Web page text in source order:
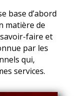
base d’abord
matière de
faire et
par les
qui,
services.